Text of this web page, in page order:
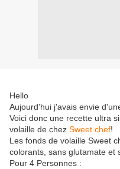
Hello
Aujourd'hui j'avais envie
Voici donc une recette ultra
volaille de chez Sweet chef!
Les fonds de volaille Sweet
colorants, sans glutamate et
Pour 4 Personnes :